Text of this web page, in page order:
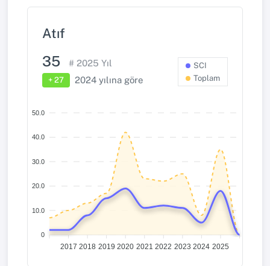
Atıf
35 # 2025 Yıl
+ 27 2024 yılına göre
SCI
Toplam
50.0
40.0
30.0
20.0
10.0
0
2017 2018 2019 2020 2021 2022 2023 2024 2025